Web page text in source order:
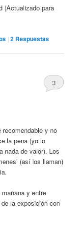
(Actualizado para
|2 Respuestas
3
y no
la pena (yo lo
nada de valor). Los
(así los llaman)
y entre
la exposición con